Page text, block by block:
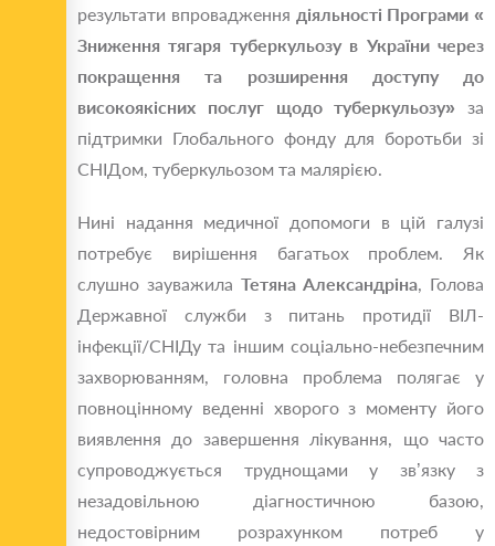
результати впровадження діяльності Програми «
Зниження тягаря туберкульозу в України через
покращення та розширення доступу до
високоякісних послуг щодо туберкульозу» за
підтримки Глобального фонду для боротьби зі
СНIДом, туберкульозом та малярією.
Нині надання медичної допомоги в цій галузі
потребує вирішення багатьох проблем. Як
слушно зауважила Тетяна Александріна, Голова
Державної служби з питань протидії ВІЛ-
інфекції/СНІДу та іншим соціально-небезпечним
захворюванням, головна проблема полягає у
повноцінному веденні хворого з моменту його
виявлення до завершення лікування, що часто
супроводжується труднощами у зв’язку з
незадовільною діагностичною базою,
недостовірним розрахунком потреб у